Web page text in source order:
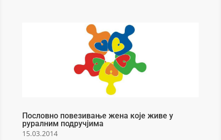
Пословно повезивање жена које живе у
руралним подручјима
15.03.2014